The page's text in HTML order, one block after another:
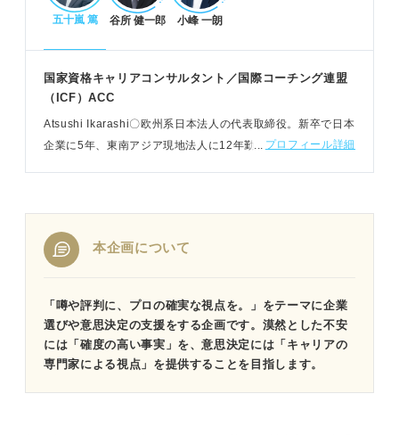
五十嵐 篤 谷所 健一郎 小峰 一朗
国家資格キャリアコンサルタント／国際コーチング連盟
（ICF）ACC
Atsushi Ikarashi〇欧州系日本法人の代表取締役。新卒で日本
企業に5年、東南アジア現地法人に12年勤務し、帰国後外資
プロフィール詳細
本企画について
「噂や評判に、プロの確実な視点を。」をテーマに企業
選びや意思決定の支援をする企画です。漠然とした不安
には「確度の高い事実」を、意思決定には「キャリアの
専門家による視点」を提供することを目指します。